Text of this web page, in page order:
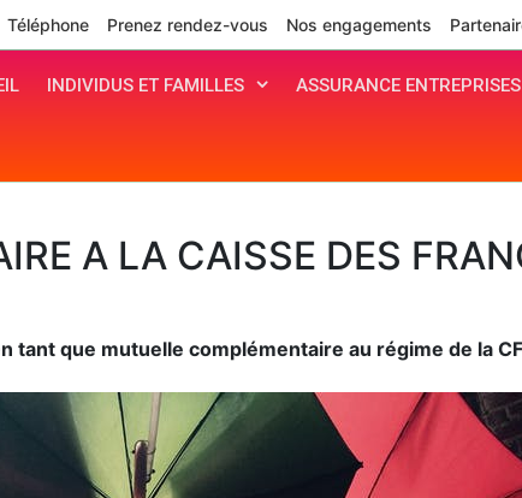
Téléphone Prenez rendez-vous Nos engagements
INDIVIDUS ET FAMILLES ASSURANCE ENTREPRISES
A LA CAISSE DES
tant que mutuelle complémentaire au régime de la